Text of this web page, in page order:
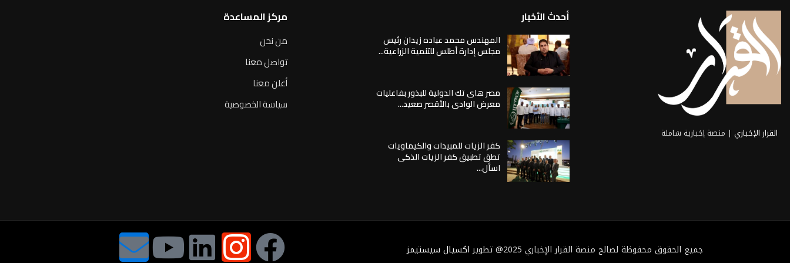
القرار الإخباري | منصة إخبارية شاملة
أحدث الأخبار
المهندس محمد عباده زيدان رئيس
مجلس إدارة أطلس للتنمية الزراعية...
مصر هاى تك الدولية للبذور بفاعليات
معرض الوادى بالأقصر صعيد...
كفر الزيات للمبيدات والكيماويات
تطق تطبيق كفر الزيات الذكى
اسأل...
مركز المساعدة
من نحن
تواصل معنا
أعلن معنا
سياسة الخصوصية
جميع الحقوق محفوظة لصالح منصة القرار الإخباري 2025@ تطوير اكسيال سيستيمز